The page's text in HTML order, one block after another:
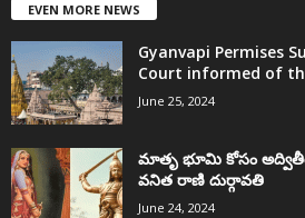
EVEN MORE NEWS
Gyanvapi Permises
Court informed of
June 25, 2024
మాతృ భూమి కోసం
వనిత రాణి దుర్గావతి
June 24, 2024